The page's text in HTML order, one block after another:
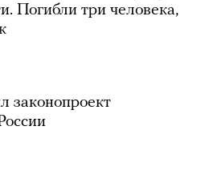
Погибли три человека,
законопроект